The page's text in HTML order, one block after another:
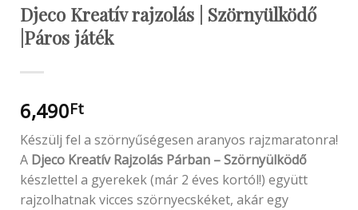
Djeco Kreatív rajzolás | Szörnyülködő
|Páros játék
6,490Ft
Készülj fel a szörnyűségesen aranyos rajzmaratonra!
A Djeco Kreatív Rajzolás Párban – Szörnyülködő
készlettel a gyerekek (már 2 éves kortól!) együtt
rajzolhatnak vicces szörnyecskéket, akár egy